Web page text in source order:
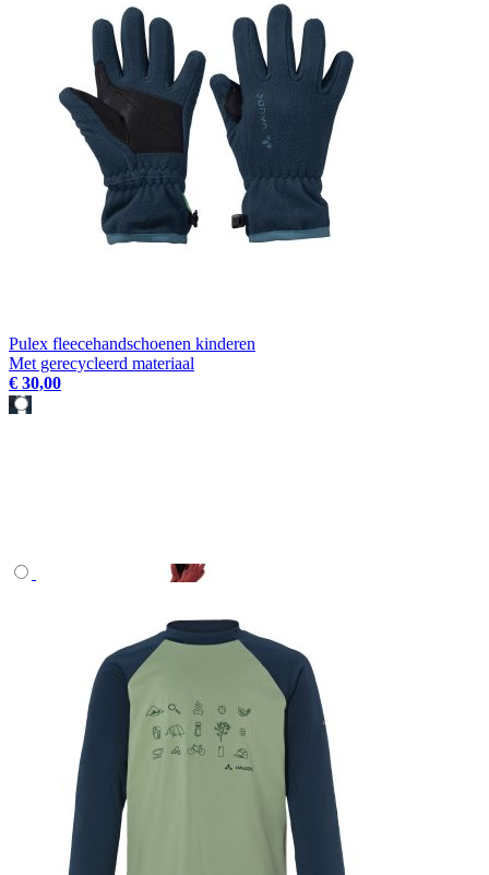
Pulex fleecehandschoenen kinderen
Met gerecycleerd materiaal
€ 30,00